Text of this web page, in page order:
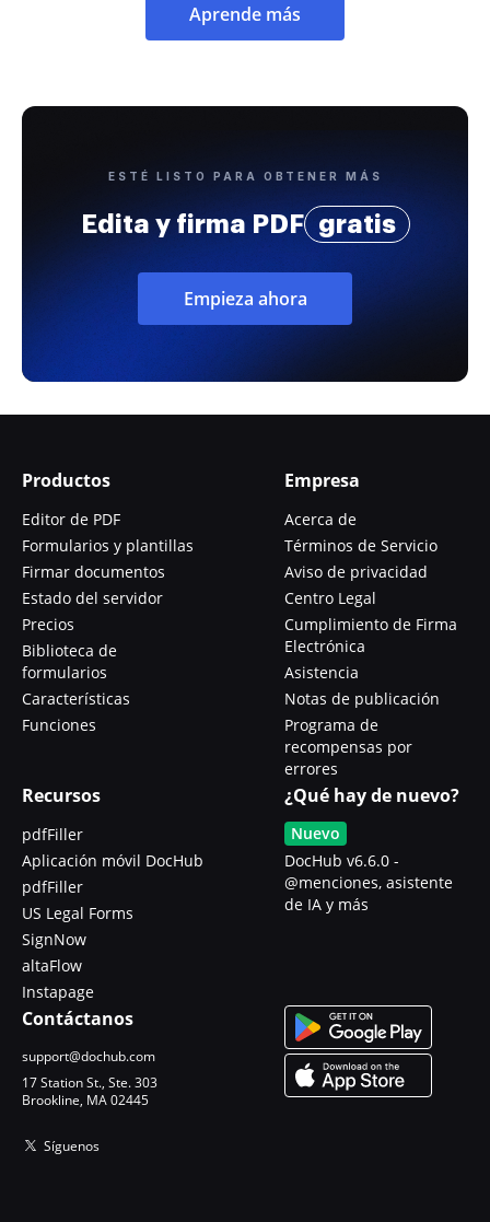
Aprende más
ESTÉ LISTO PARA OBTENER MÁS
Edita y firma PDF gratis
Empieza ahora
Productos
Editor de PDF
Formularios y plantillas
Firmar documentos
Estado del servidor
Precios
Biblioteca de
formularios
Características
Funciones
Empresa
Acerca de
Términos de Servicio
Aviso de privacidad
Centro Legal
Cumplimiento de Firma
Electrónica
Asistencia
Notas de publicación
Programa de
recompensas por
errores
Recursos
pdfFiller
Aplicación móvil DocHub
pdfFiller
US Legal Forms
SignNow
altaFlow
Instapage
¿Qué hay de nuevo?
Nuevo
DocHub v6.6.0 -
@menciones, asistente
de IA y más
Contáctanos
support@dochub.com
17 Station St., Ste. 303
Brookline, MA 02445
Síguenos